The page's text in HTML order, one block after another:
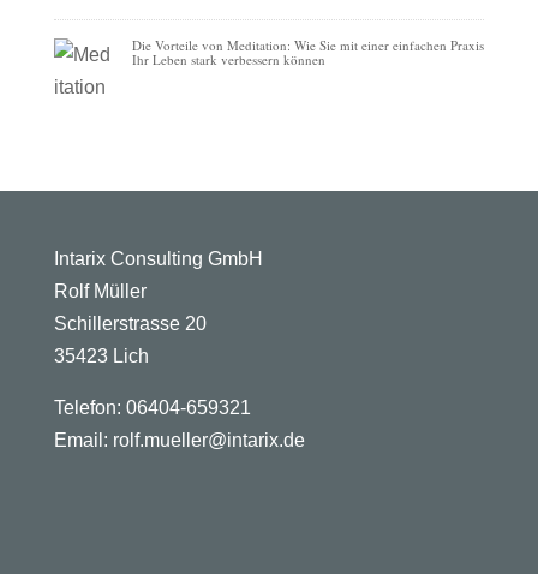
Die Vorteile von Meditation: Wie Sie mit einer einfachen Praxis
Ihr Leben stark verbessern können
Intarix Consulting GmbH
Rolf Müller
Schillerstrasse 20
35423 Lich
Telefon: 06404-659321
Email: rolf.mueller@intarix.de